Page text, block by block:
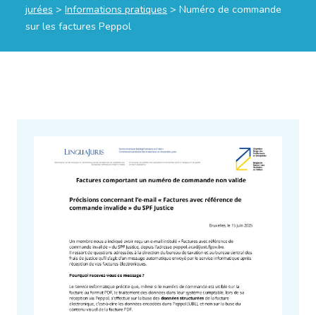
jurées > Informations pratiques > Numéro de commande
sur les factures Peppol